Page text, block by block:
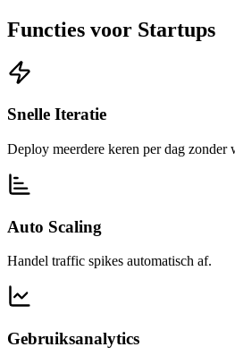
Functies voor Startups
Snelle Iteratie
Deploy meerdere keren per dag zonder
Auto Scaling
Handel traffic spikes automatisch af.
Gebruiksanalytics